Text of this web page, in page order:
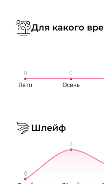
Для какого
Шлейф